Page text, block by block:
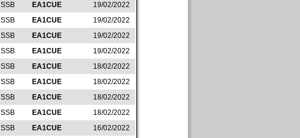
SSB EA1CUE
19/02/2022
SSB EA1CUE
19/02/2022
SSB EA1CUE
19/02/2022
SSB EA1CUE
19/02/2022
SSB EA1CUE
18/02/2022
SSB EA1CUE
18/02/2022
SSB EA1CUE
18/02/2022
SSB EA1CUE
18/02/2022
SSB EA1CUE
16/02/2022